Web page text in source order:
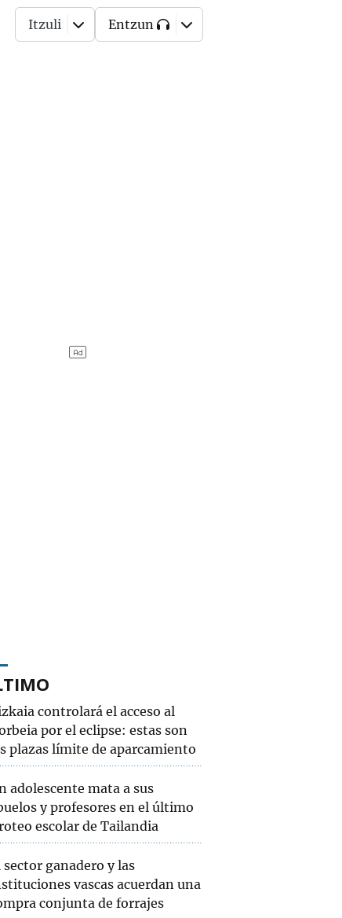
Itzuli Entzun
controlará el acceso al
por el eclipse: estas son
plazas límite de aparcamiento
adolescente mata a sus
y profesores en el último
escolar de Tailandia
sector ganadero y las
vascas acuerdan una
conjunta de forrajes